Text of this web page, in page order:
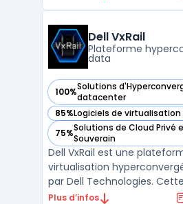
haut niveau de flexibilité et
plateforme assure une gest
Dell VxRail
Plateforme
data
100%Solutions
datacenter
— voir Dell VxRail dans cette
85%Logiciels de virtualisation
— voir Dell VxRail dans cette
75%Solutions de Cloud Privé
Souverain
— voir Dell VxRail dans cette
Dell VxRail est une
virtualisation
par Dell Technologies.
intègre des serveurs,
Plus d’infos